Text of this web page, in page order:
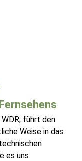
führt den
Weise in das
es uns